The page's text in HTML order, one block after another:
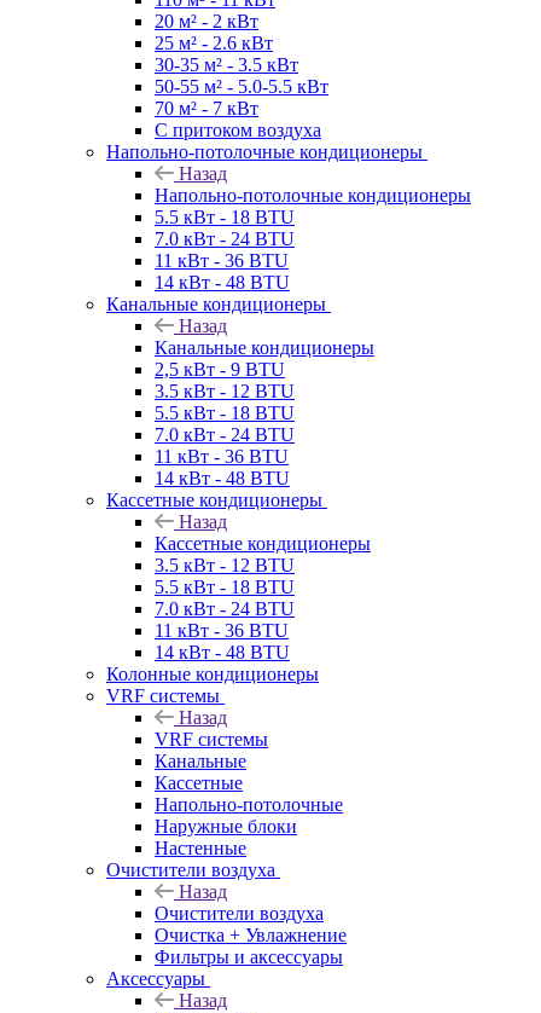
20 м² - 2 кВт
25 м² - 2.6 кВт
30-35 м² - 3.5 кВт
50-55 м² - 5.0-5.5 кВт
70 м² - 7 кВт
С притоком воздуха
Напольно-потолочные кондиционеры
Назад
Напольно-потолочные кондиционеры
5.5 кВт - 18 BTU
7.0 кВт - 24 BTU
11 кВт - 36 BTU
14 кВт - 48 BTU
Канальные кондиционеры
Назад
Канальные кондиционеры
2,5 кВт - 9 BTU
3.5 кВт - 12 BTU
5.5 кВт - 18 BTU
7.0 кВт - 24 BTU
11 кВт - 36 BTU
14 кВт - 48 BTU
Кассетные кондиционеры
Назад
Кассетные кондиционеры
3.5 кВт - 12 BTU
5.5 кВт - 18 BTU
7.0 кВт - 24 BTU
11 кВт - 36 BTU
14 кВт - 48 BTU
Колонные кондиционеры
VRF системы
Назад
VRF системы
Канальные
Кассетные
Напольно-потолочные
Наружные блоки
Настенные
Очистители воздуха
Назад
Очистители воздуха
Очистка + Увлажнение
Фильтры и аксессуары
Аксессуары
Назад